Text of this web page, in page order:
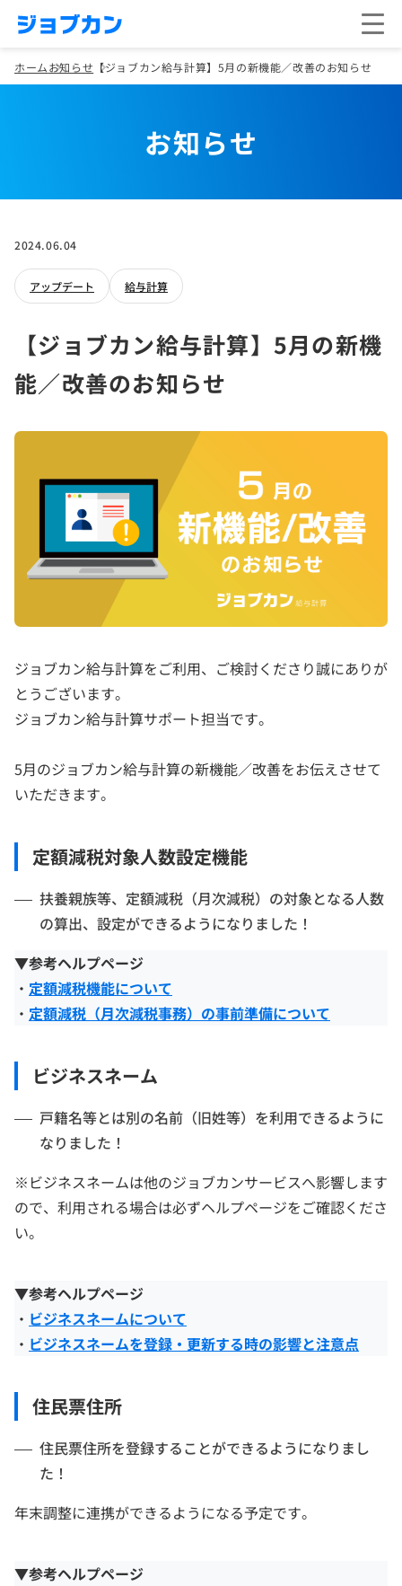
ホームお知らせ 【ジョブカン給与計算】5月の新機能／改善のお知らせ
お知らせ
2024.06.04
アップデート 給与計算
【ジョブカン給与計算】5月の新機
能／改善のお知らせ
ジョブカン給与計算をご利用、ご検討くださり誠にありが
とうございます。
ジョブカン給与計算サポート担当です。
5月のジョブカン給与計算の新機能／改善をお伝えさせて
いただきます。
定額減税対象人数設定機能
扶養親族等、定額減税（月次減税）の対象となる人数
の算出、設定ができるようになりました！
▼参考ヘルプページ
・ 定額減税機能について
・ 定額減税（月次減税事務）の事前準備について
ビジネスネーム
戸籍名等とは別の名前（旧姓等）を利用できるように
なりました！
※ビジネスネームは他のジョブカンサービスへ影響します
ので、利用される場合は必ずヘルプページをご確認くださ
い。
▼参考ヘルプページ
・ ビジネスネームについて
・ ビジネスネームを登録・更新する時の影響と注意点
住民票住所
住民票住所を登録することができるようになりまし
た！
年末調整に連携ができるようになる予定です。
▼参考ヘルプページ